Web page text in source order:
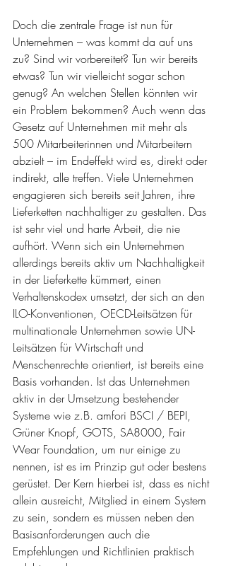
Doch die zentrale Frage ist nun für
Unternehmen – was kommt da auf uns
zu? Sind wir vorbereitet? Tun wir bereits
etwas? Tun wir vielleicht sogar schon
genug? An welchen Stellen könnten wir
ein Problem bekommen? Auch wenn das
Gesetz auf Unternehmen mit mehr als
500 Mitarbeiterinnen und Mitarbeitern
abzielt – im Endeffekt wird es, direkt oder
indirekt, alle treffen. Viele Unternehmen
engagieren sich bereits seit Jahren, ihre
Lieferketten nachhaltiger zu gestalten. Das
ist sehr viel und harte Arbeit, die nie
aufhört. Wenn sich ein Unternehmen
allerdings bereits aktiv um Nachhaltigkeit
in der Lieferkette kümmert, einen
Verhaltenskodex umsetzt, der sich an den
ILO-Konventionen, OECD-Leitsätzen für
multinationale Unternehmen sowie UN-
Leitsätzen für Wirtschaft und
Menschenrechte orientiert, ist bereits eine
Basis vorhanden. Ist das Unternehmen
aktiv in der Umsetzung bestehender
Systeme wie z.B. amfori BSCI / BEPI,
Grüner Knopf, GOTS, SA8000, Fair
Wear Foundation, um nur einige zu
nennen, ist es im Prinzip gut oder bestens
gerüstet. Der Kern hierbei ist, dass es nicht
allein ausreicht, Mitglied in einem System
zu sein, sondern es müssen neben den
Basisanforderungen auch die
Empfehlungen und Richtlinien praktisch